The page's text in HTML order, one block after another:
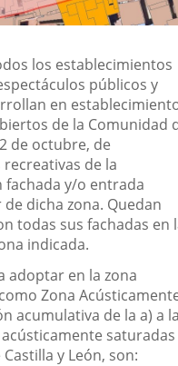
los establecimientos
públicos y
en
de la Comunidad
de octubre, de
de la
fachada y/o entrada
dicha zona. Quedan
todas sus fachadas en
indicada.
adoptar en la zona
Zona
acumulativa de la a) a
saturadas
y León, son: